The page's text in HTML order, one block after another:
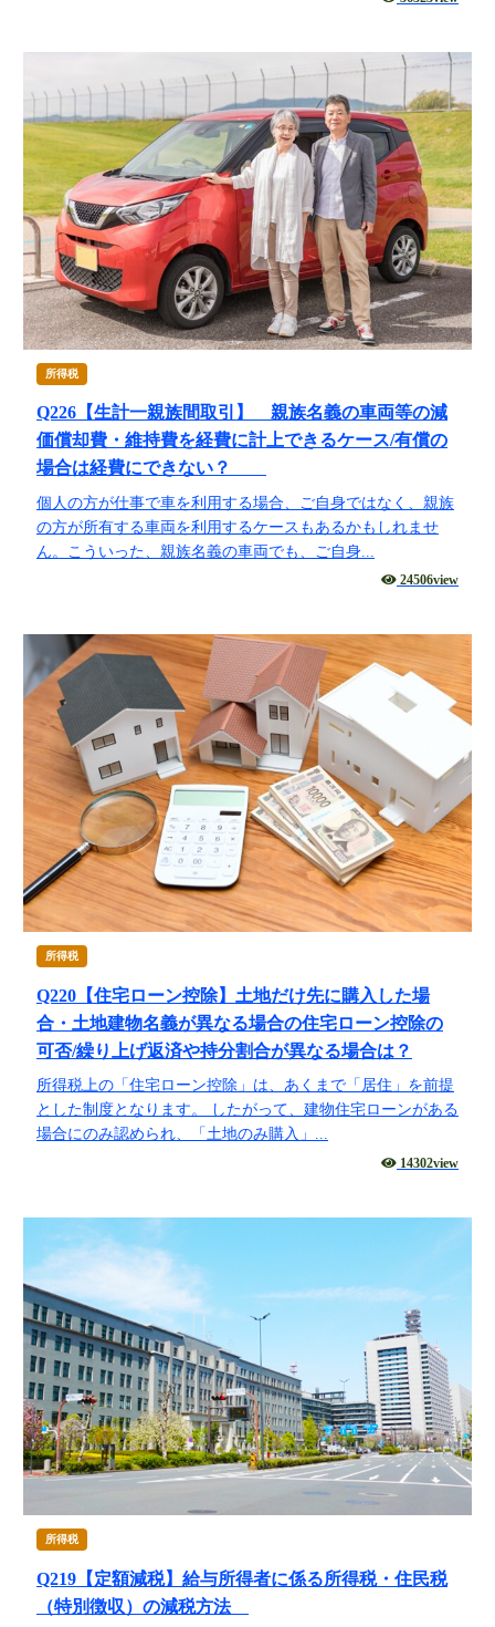
事務所概要
アクセスマップ
代表プロフィール
スタッフプロフィール
採用情報
税金の豆知識
所得税
法人税
消費税
源泉所得税
その他
所得税
Q226【生計一親族間取引】 親族名義の車両等の減
価償却費・維持費を経費に計上できるケース/有償の
場合は経費にできない？
個人の方が仕事で車を利用する場合、ご自身ではなく、親族
の方が所有する車両を利用するケースもあるかもしれませ
ん。こういった、親族名義の車両でも、ご自身...
24506view
所得税
Q220【住宅ローン控除】土地だけ先に購入した場
合・土地建物名義が異なる場合の住宅ローン控除の
可否/繰り上げ返済や持分割合が異なる場合は？
所得税上の「住宅ローン控除」は、あくまで「居住」を前提
とした制度となります。 したがって、建物住宅ローンがある
場合にのみ認められ、「土地のみ購入」...
14302view
所得税
Q219【定額減税】給与所得者に係る所得税・住民税
（特別徴収）の減税方法